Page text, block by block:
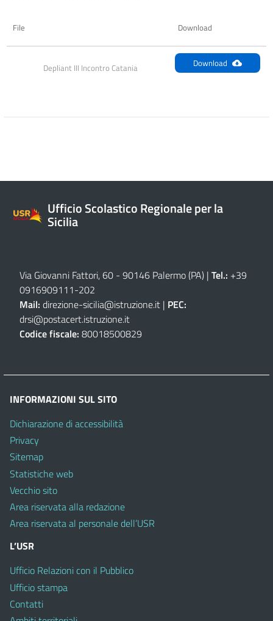
File Download
Depliant III Incontro Catania Download
Ufficio Scolastico Regionale per la
Sicilia
Via Giovanni Fattori, 60 - 90146 Palermo (PA) | Tel.: +39
0916909111-202
Mail: direzione-sicilia@istruzione.it | PEC:
drsi@postacert.istruzione.it
Codice fiscale: 80018500829
INFORMAZIONI SUL SITO
Dichiarazione di accessibilità
Privacy
Sitemap
Statistiche web
Vecchio sito
Area riservata alla redazione
Area riservata al personale dell’USR
L’USR
Ufficio Relazioni con il Pubblico
Ufficio stampa
Contatti